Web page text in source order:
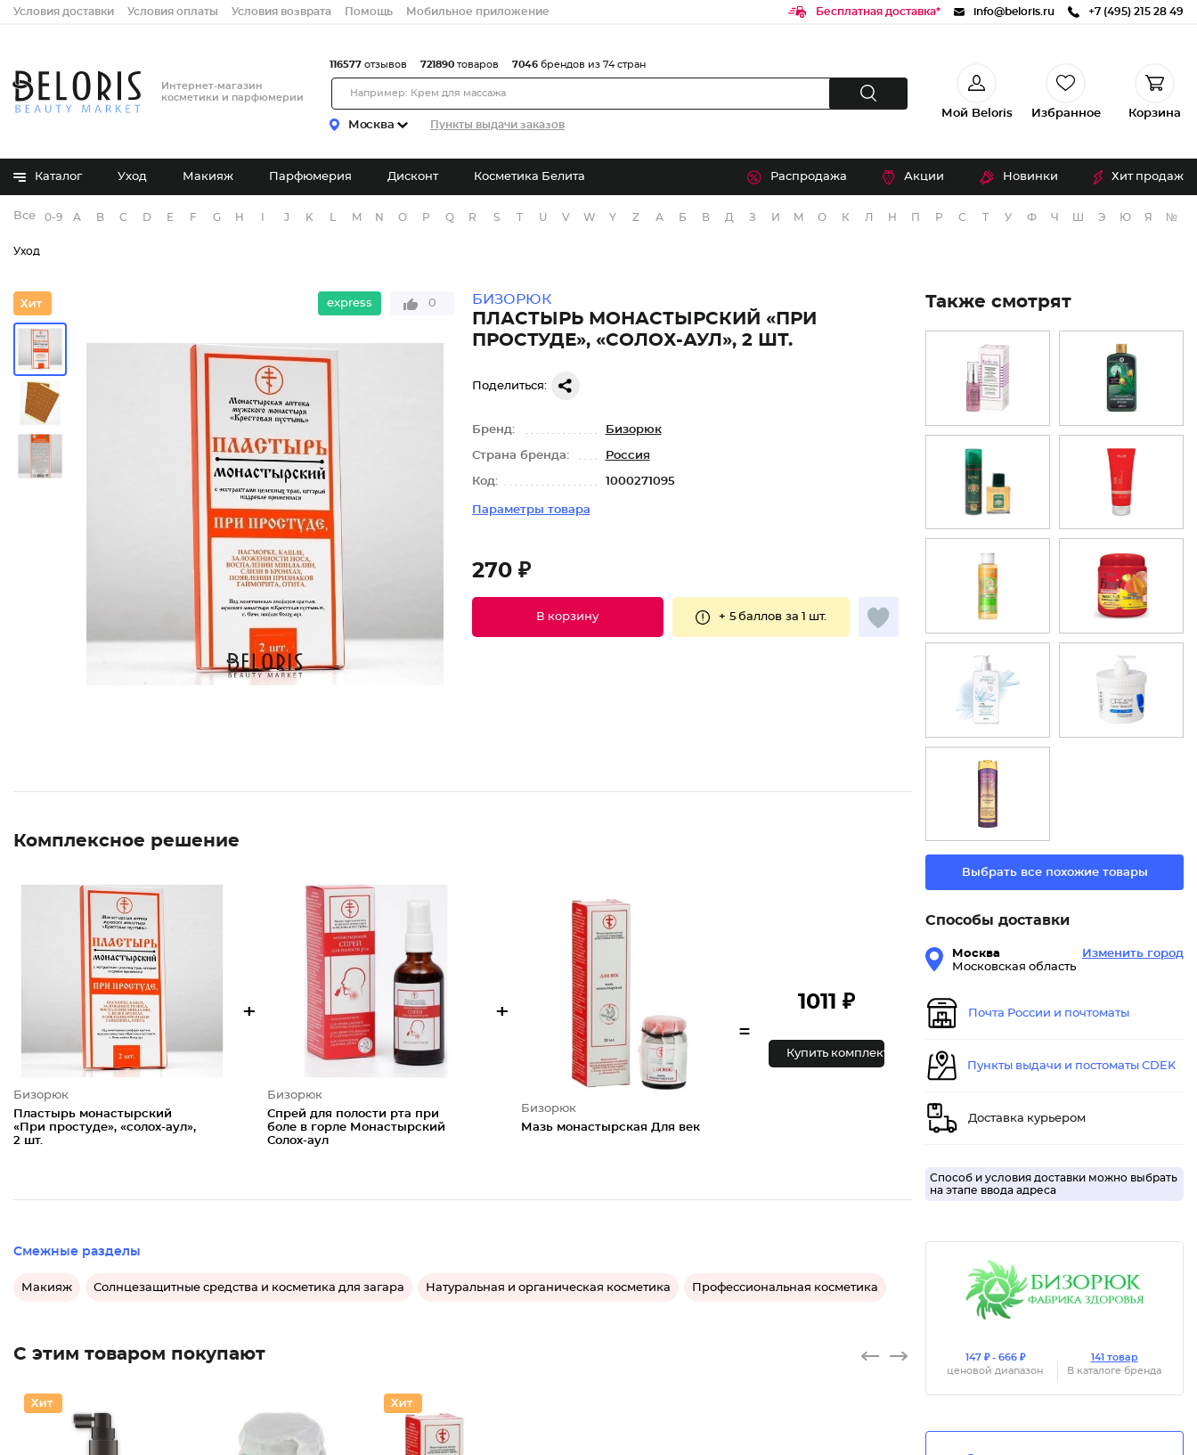
Условия доставки Условия оплаты Условия возврата Помощь Мобильное приложение Бесплатная доставка* info@beloris.ru +7 (495) 215 28 49
Интернет-магазин
косметики и парфюмерии
Москва Пункты выдачи заказов
116577 отзывов 721890 товаров 7046 брендов из 74 стран
Мой Beloris Избранное Корзина
Каталог Уход Макияж Парфюмерия Дисконт Косметика Белита Распродажа Акции Новинки Хит продаж
Все бренды
0-9 A B C D E F G H J K M N O P Q R S T U V W Y Z А Б В Д З И М О К Л Н П Р С Т У Ф Ч Э Ю Я №
Уход
express 0 БИЗОРЮК
ПЛАСТЫРЬ МОНАСТЫРСКИЙ «ПРИ
ПРОСТУДЕ», «СОЛОХ-АУЛ», 2 ШТ.
Поделиться:
Бренд: Бизорюк
Страна бренда: Россия
Код: 1000271095
Параметры товара
270 ₽
В корзину + 5 баллов за 1 шт.
Комплексное решение
Бизорюк
Пластырь монастырский
«При простуде», «солох-аул»,
2 шт.
+
Бизорюк
Спрей для полости рта при
боле в горле Монастырский
Солох-аул
+
Бизорюк
Мазь монастырская Для век
=
1011 ₽
Купить комплект
Смежные разделы
Макияж Солнцезащитные средства и косметика для загара Натуральная и органическая косметика Профессиональная косметика
С этим товаром покупают
Также смотрят
Выбрать все похожие товары
Способы доставки
Москва
Московская область
Изменить город
Почта России и почтоматы
Пункты выдачи и постоматы CDEK
Доставка курьером
Способ и условия доставки можно выбрать
на этапе ввода адреса
147 ₽ - 666 ₽
ценовой диапазон
141 товар
В каталоге бренда